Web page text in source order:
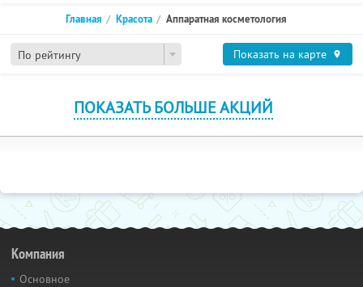
По рейтингу
Главная Красота Аппаратная косметология
Показать на карте
ПОКАЗАТЬ БОЛЬШЕ АКЦИЙ
Компания
Основное